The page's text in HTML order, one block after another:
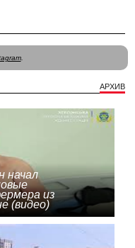
.
АРХИВ
начал
из
(видео)